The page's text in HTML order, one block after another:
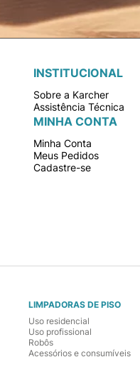
INSTITUCIONAL
Sobre a Karcher
Assistência Técnica
MINHA CONTA
Minha Conta
Meus Pedidos
Cadastre-se
LIMPADORAS DE PISO
Uso residencial
Uso profissional
Robôs
Acessórios e consumíveis